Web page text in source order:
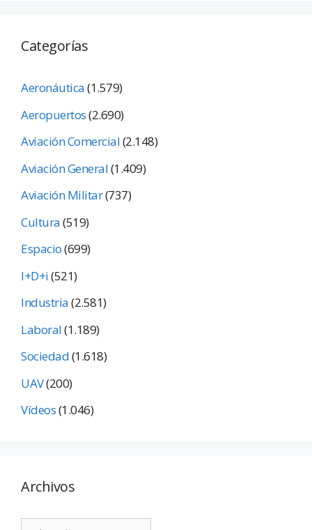
Categorías
Aeronáutica(1.579)
Aeropuertos(2.690)
Aviación Comercial(2.148)
Aviación General(1.409)
Aviación Militar(737)
Cultura(519)
Espacio(699)
I+D+i(521)
Industria(2.581)
Laboral(1.189)
Sociedad(1.618)
UAV(200)
Vídeos(1.046)
Archivos